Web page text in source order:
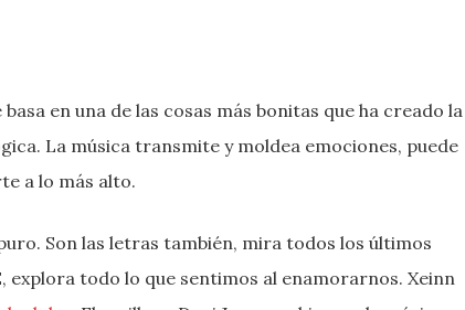
en una de las cosas más bonitas que ha creado la
La música transmite y moldea emociones, puede
a lo más alto.
Son las letras también, mira todos los últimos
explora todo lo que sentimos al enamorarnos. Xeinn